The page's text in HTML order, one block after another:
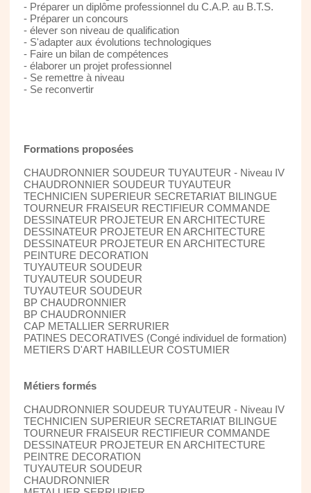
- Préparer un diplôme professionnel du C.A.P. au B.T.S.
- Préparer un concours
- élever son niveau de qualification
- S'adapter aux évolutions technologiques
- Faire un bilan de compétences
- élaborer un projet professionnel
- Se remettre à niveau
- Se reconvertir
Formations proposées
CHAUDRONNIER SOUDEUR TUYAUTEUR - Niveau IV
CHAUDRONNIER SOUDEUR TUYAUTEUR
TECHNICIEN SUPERIEUR SECRETARIAT BILINGUE
TOURNEUR FRAISEUR RECTIFIEUR COMMANDE
DESSINATEUR PROJETEUR EN ARCHITECTURE
DESSINATEUR PROJETEUR EN ARCHITECTURE
DESSINATEUR PROJETEUR EN ARCHITECTURE
PEINTURE DECORATION
TUYAUTEUR SOUDEUR
TUYAUTEUR SOUDEUR
TUYAUTEUR SOUDEUR
BP CHAUDRONNIER
BP CHAUDRONNIER
CAP METALLIER SERRURIER
PATINES DECORATIVES (Congé individuel de formation)
METIERS D'ART HABILLEUR COSTUMIER
Métiers formés
CHAUDRONNIER SOUDEUR TUYAUTEUR - Niveau IV
TECHNICIEN SUPERIEUR SECRETARIAT BILINGUE
TOURNEUR FRAISEUR RECTIFIEUR COMMANDE
DESSINATEUR PROJETEUR EN ARCHITECTURE
PEINTRE DECORATION
TUYAUTEUR SOUDEUR
CHAUDRONNIER